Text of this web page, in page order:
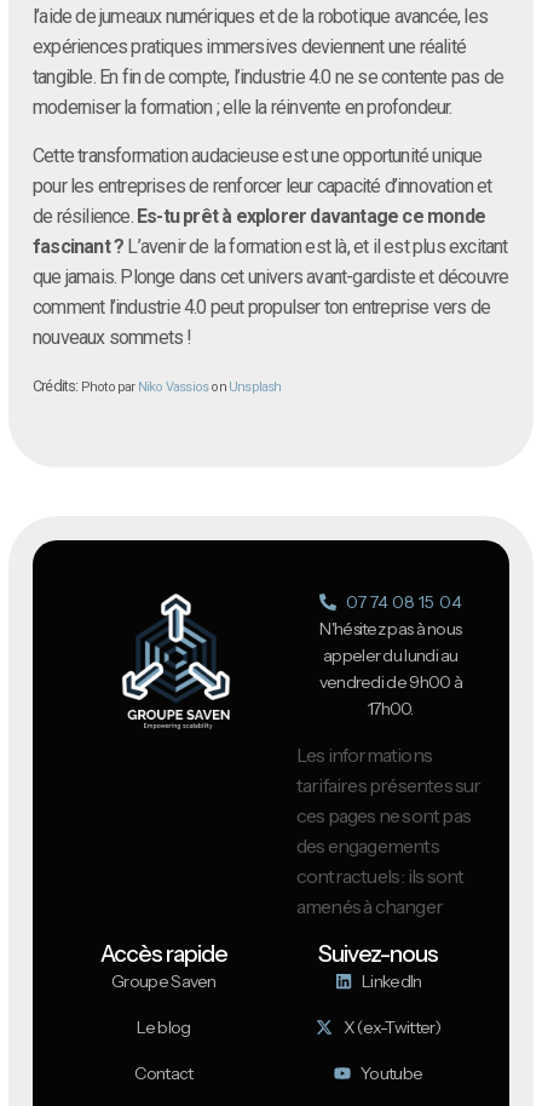
l’aide de jumeaux numériques et de la robotique avancée, les
expériences pratiques immersives deviennent une réalité
tangible. En fin de compte, l’industrie 4.0 ne se contente pas de
moderniser la formation ; elle la réinvente en profondeur.
Cette transformation audacieuse est une opportunité unique
pour les entreprises de renforcer leur capacité d’innovation et
de résilience. Es-tu prêt à explorer davantage ce monde
fascinant ? L’avenir de la formation est là, et il est plus excitant
que jamais. Plonge dans cet univers avant-gardiste et découvre
comment l’industrie 4.0 peut propulser ton entreprise vers de
nouveaux sommets !
Crédits: Photo par Niko Vassioson Unsplash
07 74 08 15 04
N'hésitez pas à nous
appeler du lundi au
vendredi de 9h00 à
17h00.
Les informations
tarifaires présentes sur
ces pages ne sont pas
des engagements
contractuels : ils sont
amenés à changer
Accès rapide
Groupe Saven
Le blog
Contact
Suivez-nous
LinkedIn
X (ex-Twitter)
Youtube